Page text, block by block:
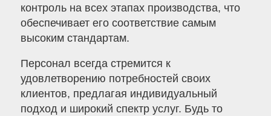
контроль на всех этапах производства, что
обеспечивает его соответствие самым
высоким стандартам.
Персонал всегда стремится к
удовлетворению потребностей своих
клиентов, предлагая индивидуальный
подход и широкий спектр услуг. Будь то